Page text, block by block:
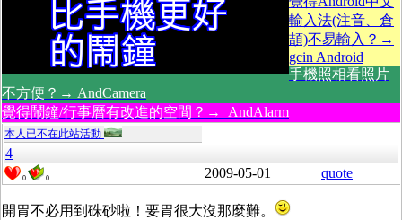
輸入法(注音、倉
頡)不易輸入？→
gcin Android
手機照相看照片
不方便？→ AndCamera
覺得鬧鐘/行事曆有改進的空間？→ AndAlarm
本人已不在此站活動
4
0 0 2009-05-01 quote
開胃不必用到硃砂啦！要胃很大沒那麼難。